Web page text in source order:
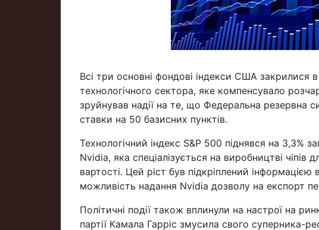
Всі три основні фондові індекси США закрилися
технологічного сектора, яке компенсувало
зруйнував надії на те, що Федеральна резервна
ставки на 50 базисних пунктів.
Технологічний індекс S&P 500 піднявся на 3,3%
Nvidia, яка спеціалізується на виробництві
вартості. Цей ріст був підкріплений
можливість надання Nvidia дозволу на експорт
Політичні події також вплинули на настрої на
партії Камала Гарріс змусила свого суперника-